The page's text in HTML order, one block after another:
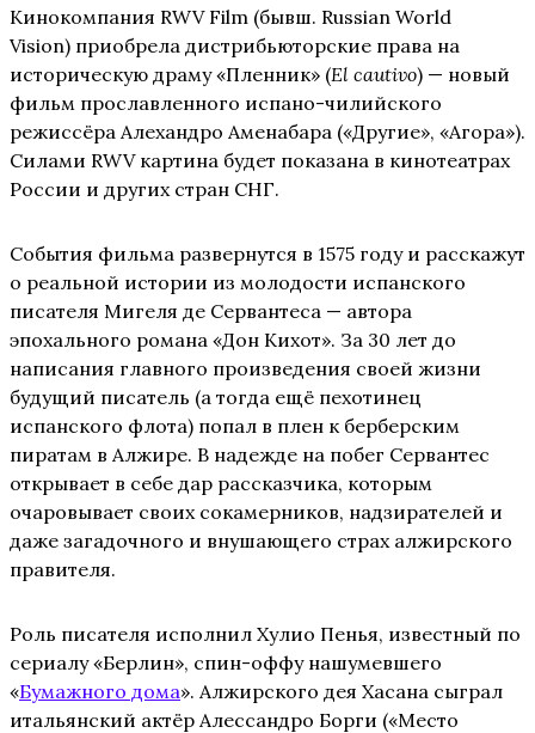
Кинокомпания RWV Film (бывш. Russian World
Vision) приобрела дистрибьюторские права на
историческую драму «Пленник» (El cautivo) — новый
фильм прославленного испано-чилийского
режиссёра Алехандро Аменабара («Другие», «Агора»).
Силами RWV картина будет показана в кинотеатрах
России и других стран СНГ.
События фильма развернутся в 1575 году и расскажут
о реальной истории из молодости испанского
писателя Мигеля де Сервантеса — автора
эпохального романа «Дон Кихот». За 30 лет до
написания главного произведения своей жизни
будущий писатель (а тогда ещё пехотинец
испанского флота) попал в плен к берберским
пиратам в Алжире. В надежде на побег Сервантес
открывает в себе дар рассказчика, которым
очаровывает своих сокамерников, надзирателей и
даже загадочного и внушающего страх алжирского
правителя.
Роль писателя исполнил Хулио Пенья, известный по
сериалу «Берлин», спин-оффу нашумевшего
«Бумажного дома». Алжирского дея Хасана сыграл
итальянский актёр Алессандро Борги («Место